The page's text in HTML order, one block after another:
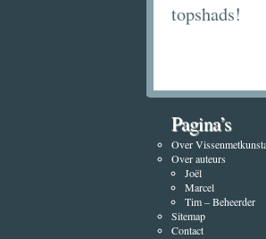
topshads!
Pagina’s
Over
Over auteurs
Joël
Marcel
Tim – Beheerder
Sitemap
Contact